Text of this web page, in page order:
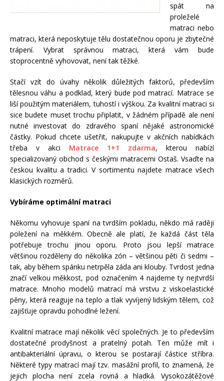
spát na
proleželé
matraci nebo
matraci, která neposkytuje tělu dostatečnou oporu je zbytečné
trápení. Vybrat správnou matraci, která vám bude
stoprocentně vyhovovat, není tak těžké.
Stačí vzít do úvahy několik důležitých faktorů, především
tělesnou váhu a podklad, který bude pod matrací. Matrace se
liší použitým materiálem, tuhostí i výškou. Za kvalitní matraci si
sice budete muset trochu připlatit, v žádném případě ale není
nutné investovat do zdravého spaní nějaké astronomické
částky. Pokud chcete ušetřit, nakupujte v akčních nabídkách
třeba v akci Matrace 1+1 zdarma, kterou nabízí
specializovaný obchod s českými matracemi Ostaš. Vsaďte na
českou kvalitu a tradici. V sortimentu najdete matrace všech
klasických rozměrů.
Vybíráme optimální matraci
Někomu vyhovuje spaní na tvrdším pokladu, někdo má raději
poležení na měkkém. Obecně ale platí, že každá část těla
potřebuje trochu jinou oporu. Proto jsou lepší matrace
většinou rozděleny do několika zón – většinou pěti či sedmi –
tak, aby během spánku netrpěla záda ani klouby. Tvrdost jedna
značí velkou měkkost, pod označením 4 najdeme ty nejtvrdší
matrace. Mnoho modelů matrací má vrstvu z viskoelastické
pěny, která reaguje na teplo a tlak vyvíjený lidským tělem, což
zajišťuje opravdu pohodlné ležení.
Kvalitní matrace mají několik věcí společných. Je to především
dostatečné prodyšnost a pratelný potah. Ten může mít i
antibakteriální úpravu, o kterou se postarají částice stříbra.
Některé typy matrací mají tzv. masážní profil, to znamená, že
jejich plocha není zcela rovná a hladká. Vysokozátěžové